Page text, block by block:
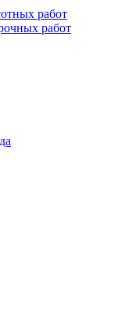
работ
работ